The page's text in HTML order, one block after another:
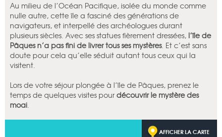
Au milieu de l’Océan Pacifique, isolée du monde comme
nulle autre, cette île a fasciné des générations de
navigateurs, et interpellé des archéologues durant
plusieurs siècles. Avec ses statues fièrement dressées, l’île de
Pâques n’a pas fini de livrer tous ses mystères. Et c’est sans
doute pour cela qu’elle séduit autant tous ceux qui la
visitent.
Lors de votre séjour plongée à l’île de Pâques, prenez le
temps de quelques visites pour découvrir le mystère des
moai.
AFFICHER LA CARTE